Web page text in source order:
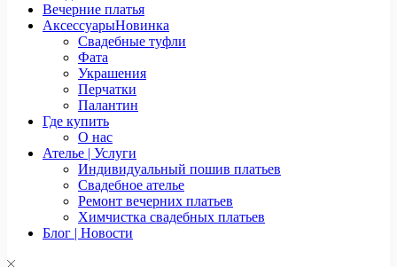
Вечерние платья
АксессуарыНовинка
Свадебные туфли
Фата
Украшения
Перчатки
Палантин
Где купить
О нас
Ателье | Услуги
Индивидуальный пошив платьев
Свадебное ателье
Ремонт вечерних платьев
Химчистка свадебных платьев
Блог | Новости